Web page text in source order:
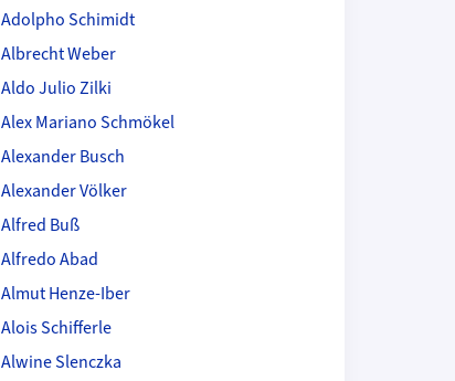
Adolpho Schimidt
Albrecht Weber
Aldo Julio Zilki
Alex Mariano Schmökel
Alexander Busch
Alexander Völker
Alfred Buß
Alfredo Abad
Almut Henze-Iber
Alois Schifferle
Alwine Slenczka